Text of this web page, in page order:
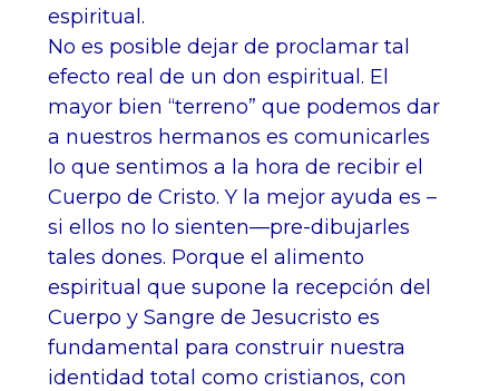
espiritual.
No es posible dejar de proclamar tal
efecto real de un don espiritual. El
mayor bien “terreno” que podemos dar
a nuestros hermanos es comunicarles
lo que sentimos a la hora de recibir el
Cuerpo de Cristo. Y la mejor ayuda es –
si ellos no lo sienten—pre-dibujarles
tales dones. Porque el alimento
espiritual que supone la recepción del
Cuerpo y Sangre de Jesucristo es
fundamental para construir nuestra
identidad total como cristianos, con